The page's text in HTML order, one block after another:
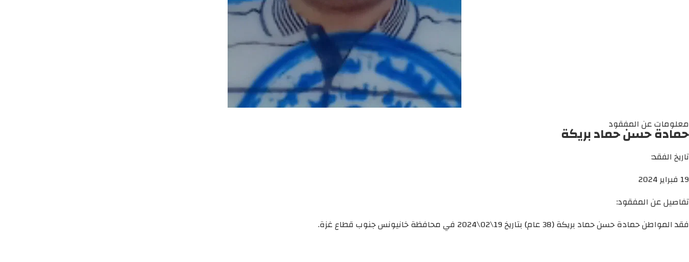
معلومات عن المفقود
حمادة حسن حماد بريكة
تاريخ الفقد:
19 فبراير 2024
تفاصيل عن المفقود:
فقد المواطن حمادة حسن حماد بريكة (38 عام) بتاريخ 19\02\2024 في محافظة خانيونس جنوب قطاع غزة.